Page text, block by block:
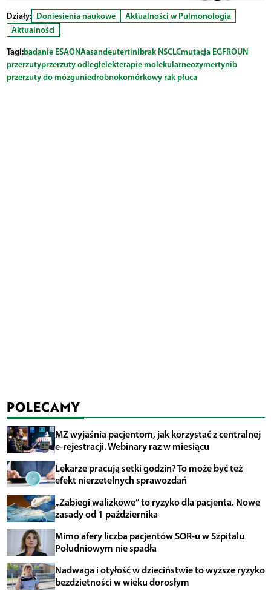
Działy: Doniesienia naukowe
Aktualności w Pulmonologia
Aktualności
Tagi:badanie ESAONAasandeutertinibrak NSCLCmutacja EGFROUN
przerzutyprzerzuty odległelekterapie molekularneozymertynib
przerzuty do mózguniedrobnokomórkowy rak płuca
POLECAMY
MZ wyjaśnia pacjentom, jak korzystać z centralnej
e-rejestracji. Webinary raz w miesiącu
Lekarze pracują setki godzin? To może być też
efekt nierzetelnych sprawozdań
„Zabiegi walizkowe” to ryzyko dla pacjenta. Nowe
zasady od 1 października
Mimo afery liczba pacjentów SOR-u w Szpitalu
Południowym nie spadła
Nadwaga i otyłość w dzieciństwie to wyższe ryzyko
bezdzietności w wieku dorosłym